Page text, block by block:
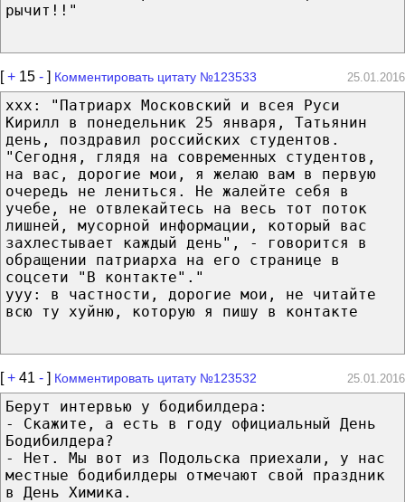
рычит!!"
[+ 15 - ] Комментировать цитату №123533 25.01.2016
xxx: "Патриарх Московский и всея Руси
Кирилл в понедельник 25 января, Татьянин
день, поздравил российских студентов.
"Сегодня, глядя на современных студентов,
на вас, дорогие мои, я желаю вам в первую
очередь не лениться. Не жалейте себя в
учебе, не отвлекайтесь на весь тот поток
лишней, мусорной информации, который вас
захлестывает каждый день", - говорится в
обращении патриарха на его странице в
соцсети "В контакте"."
yyy: в частности, дорогие мои, не читайте
всю ту хуйню, которую я пишу в контакте
[+ 41 - ] Комментировать цитату №123532 25.01.2016
Берут интервью у бодибилдера:
- Скажите, а есть в году официальный День
Бодибилдера?
- Нет. Мы вот из Подольска приехали, у нас
местные бодибилдеры отмечают свой праздник
в День Химика.